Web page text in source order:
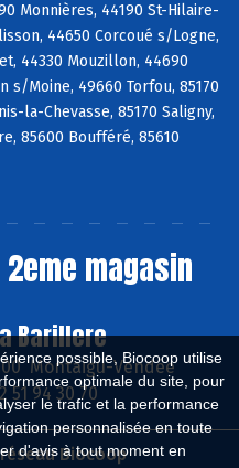
possible, Biocoop utilise
optimale du site, pour
le trafic et la performance
personnalisée en toute
d'avis à tout moment en
Monnières, 44190 St-Hilaire-
44650 Corcoué s/Logne,
44330 Mouzillon, 44690
s/Moine, 49660 Torfou, 85170
la-Chevasse, 85170 Saligny,
85600 Boufféré, 85610
magasin
Barillere
Montaigu-Vendée
51 94 30 70
Biocoop